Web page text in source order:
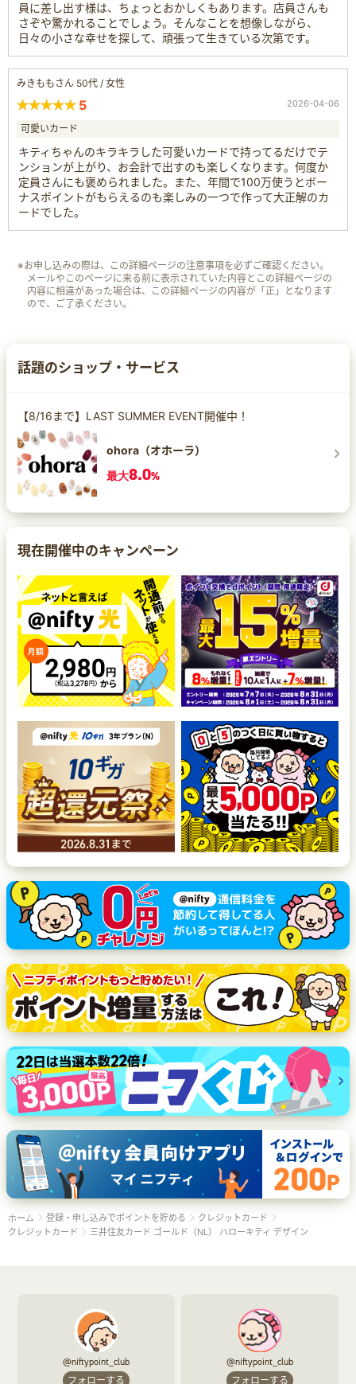
員に差し出す様は、ちょっとおかしくもあります。店員さんも
さぞや驚かれることでしょう。そんなことを想像しながら、
日々の小さな幸せを探して、頑張って生きている次第です。
みきももさん 50代 / 女性
5 2026-04-06
可愛いカード
キティちゃんのキラキラした可愛いカードで持ってるだけでテ
ンションが上がり、お会計で出すのも楽しくなります。何度か
定員さんにも褒められました。また、年間で100万使うとボー
ナスポイントがもらえるのも楽しみの一つで作って大正解のカ
ードでした。
※お申し込みの際は、この詳細ページの注意事項を必ずご確認ください。
メールやこのページに来る前に表示されていた内容とこの詳細ページの
内容に相違があった場合は、この詳細ページの内容が「正」となります
ので、ご了承ください。
話題のショップ・サービス
【8/16まで】LAST SUMMER EVENT開催中！
ohora（オホーラ）
最大8.0%
現在開催中のキャンペーン
ホーム 登録・申し込みでポイントを貯める
クレジットカード
クレジットカード
三井住友カード ゴールド（NL） ハローキティ デザイン
@niftypoint_club
フォローする
@niftypoint_club
フォローする